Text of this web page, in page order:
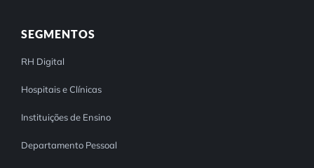
SEGMENTOS
RH Digital
Hospitais e Clínicas
Instituições de Ensino
Departamento Pessoal